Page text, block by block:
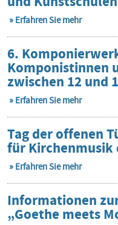
Erfahren Sie mehr
6.
Komponistinnen
zwischen 12 und
Erfahren Sie mehr
Tag der offenen
für Kirchenmusik
Erfahren Sie mehr
Informationen
„Goethe meets